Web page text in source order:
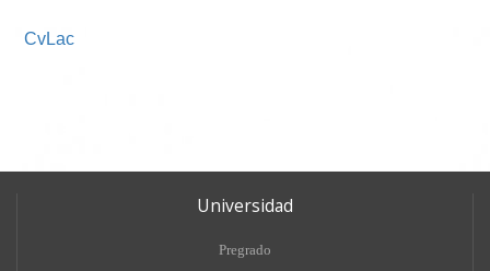
CvLac
Universidad
Pregrado